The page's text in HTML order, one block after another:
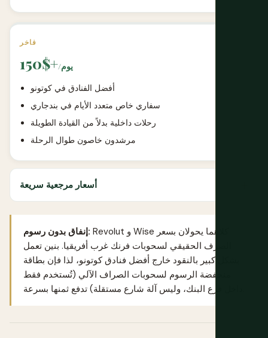
فاخر
150$+ /يوم
أفضل الفنادق في كوتونو
سفاري خاص متعدد الأيام في بندجاري
رحلات داخلية بدلاً من القيادة الطويلة
مرشدون خاصون طوال الرحلة
أسعار مرجعية سريعة
إنفاق بدون رسوم: Revolut Wise
الصرف الحقيقي لسحوبات فرنك غرب أفريقيا. بنين تعمل
بشكل كبير بالنقود خارج أفضل فنادق كوتونو، لذا فإن بطاقة
منخفضة الرسوم لسحوبات الصراف الآلي (تُستخدم فقط